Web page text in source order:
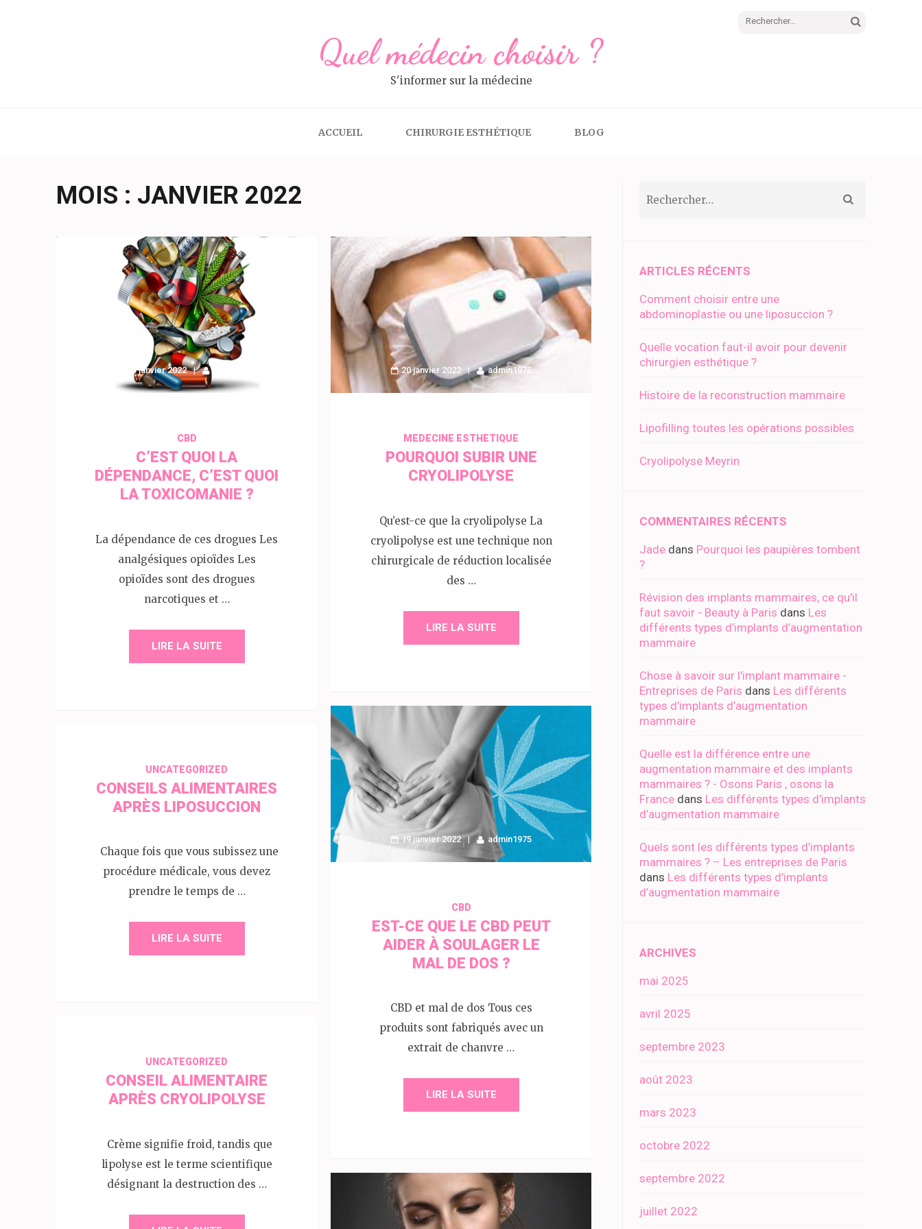
Rechercher :
Quel médecin choisir ?
S'informer sur la médecine
ACCUEIL CHIRURGIE ESTHÉTIQUE BLOG
MOIS : JANVIER 2022
25 janvier 2022
CBD
C’EST QUOI LA
DÉPENDANCE, C’EST QUOI
LA TOXICOMANIE ?
La dépendance de ces drogues Les
analgésiques opioïdes Les
opioïdes sont des drogues
narcotiques et …
LIRE LA SUITE
20 janvier 2022 admin1975
MEDECINE ESTHETIQUE
POURQUOI SUBIR UNE
CRYOLIPOLYSE
Qu’est-ce que la cryolipolyse La
cryolipolyse est une technique non
chirurgicale de réduction localisée
des …
LIRE LA SUITE
19 janvier 2022 admin1975
CBD
EST-CE QUE LE CBD PEUT
AIDER À SOULAGER LE
MAL DE DOS ?
CBD et mal de dos Tous ces
produits sont fabriqués avec un
extrait de chanvre …
LIRE LA SUITE
UNCATEGORIZED
CONSEILS ALIMENTAIRES
APRÈS LIPOSUCCION
Chaque fois que vous subissez une
procédure médicale, vous devez
prendre le temps de …
LIRE LA SUITE
UNCATEGORIZED
CONSEIL ALIMENTAIRE
APRÈS CRYOLIPOLYSE
Crème signifie froid, tandis que
lipolyse est le terme scientifique
désignant la destruction des …
Rechercher :
ARTICLES RÉCENTS
Comment choisir entre une
abdominoplastie ou une liposuccion ?
Quelle vocation faut-il avoir pour devenir
chirurgien esthétique ?
Histoire de la reconstruction mammaire
Lipofilling toutes les opérations possibles
Cryolipolyse Meyrin
COMMENTAIRES RÉCENTS
Jade dans Pourquoi les paupières tombent
?
Révision des implants mammaires, ce qu'il
faut savoir - Beauty à Paris dans Les
différents types d’implants d’augmentation
mammaire
Chose à savoir sur l'implant mammaire -
Entreprises de Paris dans Les différents
types d’implants d’augmentation
mammaire
Quelle est la différence entre une
augmentation mammaire et des implants
mammaires ? - Osons Paris , osons la
France dans Les différents types d’implants
d’augmentation mammaire
Quels sont les différents types d’implants
mammaires ? – Les entreprises de Paris
dans Les différents types d’implants
d’augmentation mammaire
ARCHIVES
mai 2025
avril 2025
septembre 2023
août 2023
mars 2023
octobre 2022
septembre 2022
juillet 2022